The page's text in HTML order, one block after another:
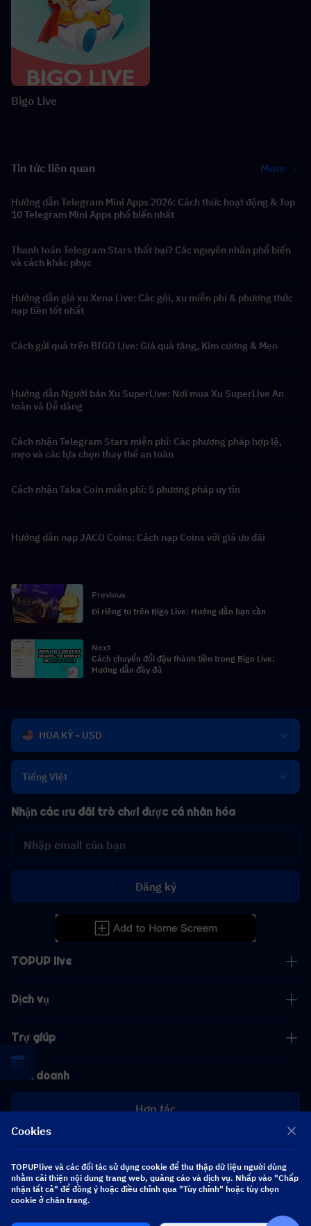
Bigo Live
Tin tức liên quan More
Hướng dẫn Telegram Mini Apps 2026: Cách thức hoạt động & Top
10 Telegram Mini Apps phổ biến nhất
Thanh toán Telegram Stars thất bại? Các nguyên nhân phổ biến
và cách khắc phục
Hướng dẫn giá xu Xena Live: Các gói, xu miễn phí & phương thức
nạp tiền tốt nhất
Cách gửi quà trên BIGO Live: Giá quà tặng, Kim cương & Mẹo
Hướng dẫn Người bán Xu SuperLive: Nơi mua Xu SuperLive An
toàn và Dễ dàng
Cách nhận Telegram Stars miễn phí: Các phương pháp hợp lệ,
mẹo và các lựa chọn thay thế an toàn
Cách nhận Taka Coin miễn phí: 5 phương pháp uy tín
Hướng dẫn nạp JACO Coins: Cách nạp Coins với giá ưu đãi
Previous
Đi riêng tư trên Bigo Live: Hướng dẫn bạn cần
Next
Cách chuyển đổi đậu thành tiền trong Bigo Live:
Hướng dẫn đầy đủ
HOA KỲ - USD
Tiếng Việt
TOPUP live
Dịch vụ
Trợ giúp
Kinh doanh
Hợp tác
[email protected]
Nhận các ưu đãi trò chơi được cá nhân hóa
Đăng ký
Theo dõi chúng tôi
Cookies
TOPUPlive và các đối tác sử dụng cookie để thu thập dữ liệu người dùng
nhằm cải thiện nội dung trang web, quảng cáo và dịch vụ. Nhấp vào "Chấp
nhận tất cả" để đồng ý hoặc điều chỉnh qua "Tùy chỉnh" hoặc tùy chọn
cookie ở chân trang.